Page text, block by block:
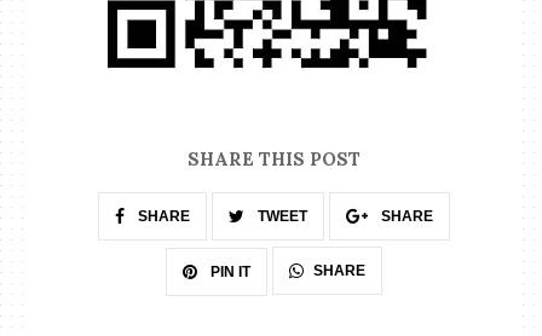
SHARE THIS POST
SHARE TWEET SHARE
PIN IT SHARE